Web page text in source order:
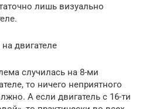
лишь визуально
двигателе
случилась на 8-ми
то ничего неприятного
А если двигатель с 16-ти